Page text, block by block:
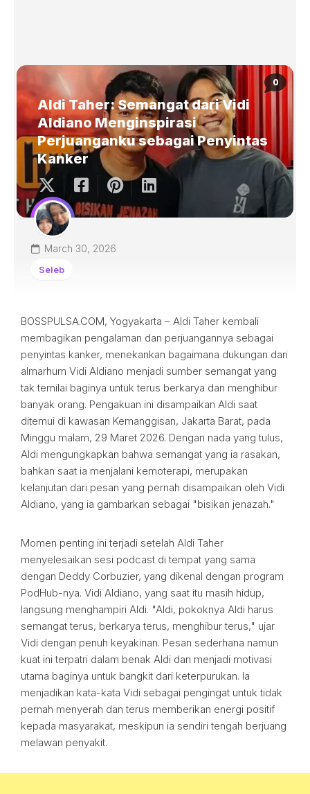
0
Aldi Taher: Semangat dari Vidi
Aldiano Menginspirasi
Perjuanganku sebagai Penyintas
Kanker
March 30, 2026
Seleb
BOSSPULSA.COM, Yogyakarta – Aldi Taher kembali
membagikan pengalaman dan perjuangannya sebagai
penyintas kanker, menekankan bagaimana dukungan dari
almarhum Vidi Aldiano menjadi sumber semangat yang
tak ternilai baginya untuk terus berkarya dan menghibur
banyak orang. Pengakuan ini disampaikan Aldi saat
ditemui di kawasan Kemanggisan, Jakarta Barat, pada
Minggu malam, 29 Maret 2026. Dengan nada yang tulus,
Aldi mengungkapkan bahwa semangat yang ia rasakan,
bahkan saat ia menjalani kemoterapi, merupakan
kelanjutan dari pesan yang pernah disampaikan oleh Vidi
Aldiano, yang ia gambarkan sebagai "bisikan jenazah."
Momen penting ini terjadi setelah Aldi Taher
menyelesaikan sesi podcast di tempat yang sama
dengan Deddy Corbuzier, yang dikenal dengan program
PodHub-nya. Vidi Aldiano, yang saat itu masih hidup,
langsung menghampiri Aldi. "Aldi, pokoknya Aldi harus
semangat terus, berkarya terus, menghibur terus," ujar
Vidi dengan penuh keyakinan. Pesan sederhana namun
kuat ini terpatri dalam benak Aldi dan menjadi motivasi
utama baginya untuk bangkit dari keterpurukan. Ia
menjadikan kata-kata Vidi sebagai pengingat untuk tidak
pernah menyerah dan terus memberikan energi positif
kepada masyarakat, meskipun ia sendiri tengah berjuang
melawan penyakit.